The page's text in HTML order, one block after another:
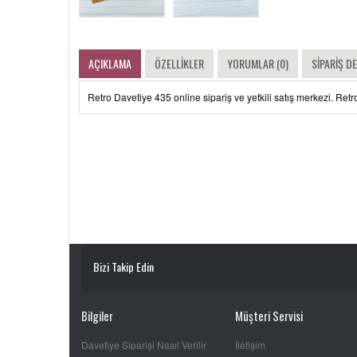
AÇIKLAMA ÖZELLIKLER YORUMLAR (0) SIPARIŞ
Retro Davetiye 435 online sipariş ve yetkili satış merkezi.
Bizi Takip Edin
Bilgiler
Davetiye Siparişi Nasıl Verilir
Müşteri Servisi
İletişim